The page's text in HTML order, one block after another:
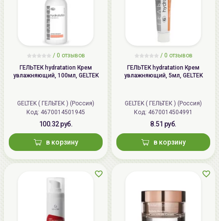
/ 0 отзывов
ГЕЛЬТЕК hydratation Крем
увлажняющий, 100мл, GELTEK
GELTEK ( ГЕЛЬТЕК ) (Россия)
Код: 4670014501945
100.32 руб.
в корзину
/ 0 отзывов
ГЕЛЬТЕК hydratation Крем
увлажняющий, 5мл, GELTEK
GELTEK ( ГЕЛЬТЕК ) (Россия)
Код: 4670014504991
8.51 руб.
в корзину